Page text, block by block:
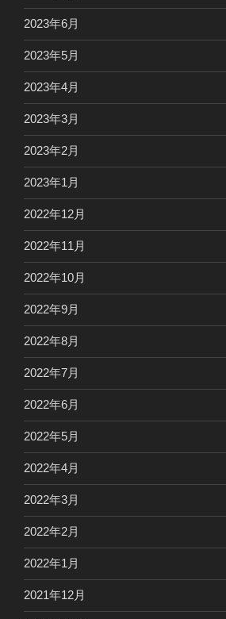
2023年6月
2023年5月
2023年4月
2023年3月
2023年2月
2023年1月
2022年12月
2022年11月
2022年10月
2022年9月
2022年8月
2022年7月
2022年6月
2022年5月
2022年4月
2022年3月
2022年2月
2022年1月
2021年12月